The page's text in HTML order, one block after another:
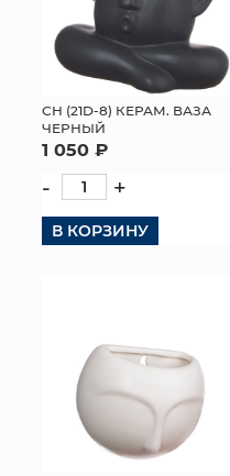
СН (21D-8) КЕРАМ. ВАЗА
ЧЕРНЫЙ
1 050 ₽
- +
В КОРЗИНУ